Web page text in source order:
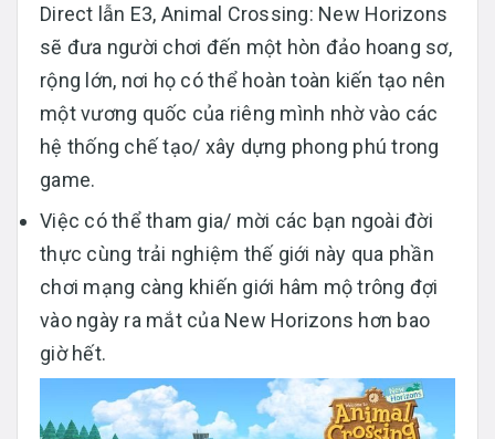
Direct lẫn E3, Animal Crossing: New Horizons
sẽ đưa người chơi đến một hòn đảo hoang sơ,
rộng lớn, nơi họ có thể hoàn toàn kiến tạo nên
một vương quốc của riêng mình nhờ vào các
hệ thống chế tạo/ xây dựng phong phú trong
game.
Việc có thể tham gia/ mời các bạn ngoài đời
thực cùng trải nghiệm thế giới này qua phần
chơi mạng càng khiến giới hâm mộ trông đợi
vào ngày ra mắt của New Horizons hơn bao
giờ hết.